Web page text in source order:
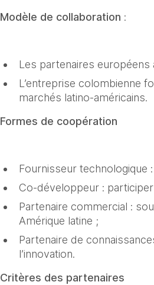
Modèle de collaboration :
Les partenaires
L’entreprise colombienne
marchés latino-américains.
Formes de coopération
Fournisseur technologique
Co-développeur :
Partenaire commercial :
Amérique latine ;
Partenaire de
l’innovation.
Critères des partenaires